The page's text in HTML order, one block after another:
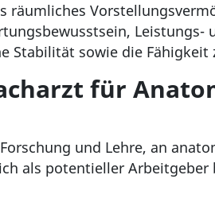
räumliches
Leistungs-
Stabilität sowie die Fähigkeit
für
und Lehre, an
als potentieller